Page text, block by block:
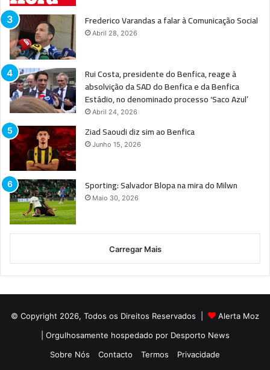
Frederico Varandas a falar à Comunicação Social
Abril 28, 2026
Rui Costa, presidente do Benfica, reage à
absolvição da SAD do Benfica e da Benfica
Estádio, no denominado processo ‘Saco Azul’
Abril 24, 2026
Ziad Saoudi diz sim ao Benfica
Junho 15, 2026
Sporting: Salvador Blopa na mira do Milwn
Maio 30, 2026
Carregar Mais
© Copyright 2026, Todos os Direitos Reservados |
Alerta Moz
| Orgulhosamente hospedado por Desporto News
Sobre Nós
Contacto Termos Privacidade